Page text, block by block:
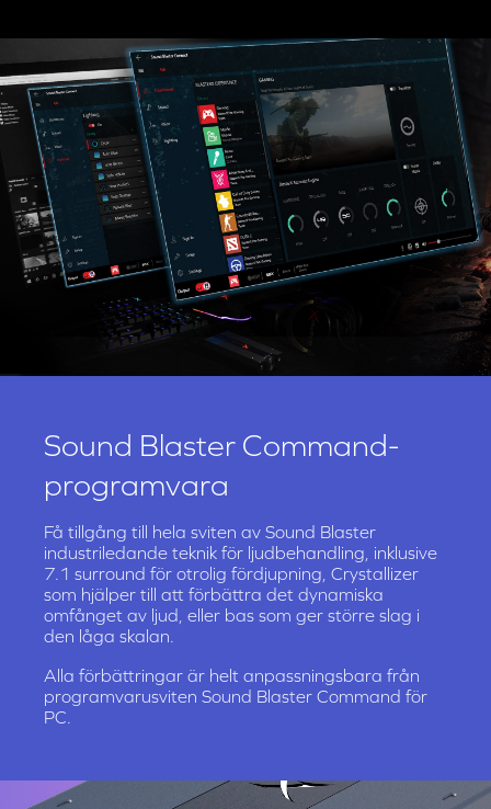
Stöder Scout Mode
Scout Mode förbättrar viktiga ljudledtrådar i
spelet, som till exempel ljud från steg och
vapenbyte, vilket gör att du snabbt kan lokalisera